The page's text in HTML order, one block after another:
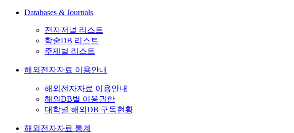
Databases & Journals
전자저널 리스트
학술DB 리스트
주제별 리스트
해외전자자료 이용안내
해외전자자료 이용안내
해외DB별 이용권한
대학별 해외DB 구독현황
해외전자자료 통계